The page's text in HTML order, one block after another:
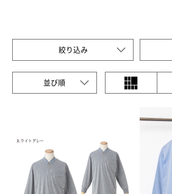
絞り込み
並び順